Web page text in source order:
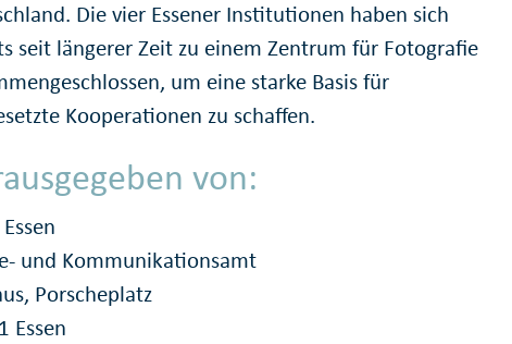
Die vier Essener Institutionen haben sich
seit längerer Zeit zu einem Zentrum für Fotografie
um eine starke Basis für
Kooperationen zu schaffen.
von:
und Kommunikationsamt
Porscheplatz
Essen